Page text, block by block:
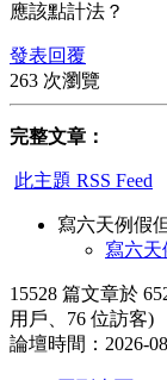
應該點計法？
發表回覆
263 次瀏覽
完整文章：
此主題 RSS Feed
寫六天例假
寫六天
15528 篇文章於
用戶、76 位訪客)
論壇時間：2026-